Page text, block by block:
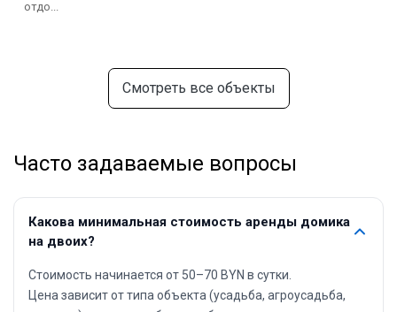
отдо...
Смотреть все объекты
Часто задаваемые вопросы
Какова минимальная стоимость аренды домика
на двоих?
Стоимость начинается от 50–70 BYN в сутки.
Цена зависит от типа объекта (усадьба, агроусадьба,